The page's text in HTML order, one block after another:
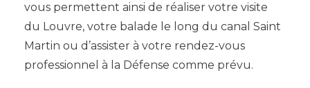
vous permettent ainsi de réaliser votre visite
du Louvre, votre balade le long du canal Saint
Martin ou d’assister à votre rendez-vous
professionnel à la Défense comme prévu.